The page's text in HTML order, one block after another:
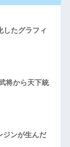
したグラフィ
将から天下統
ジンが生んだ